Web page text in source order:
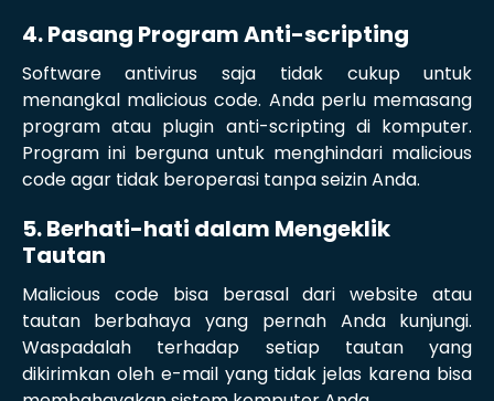
4. Pasang Program Anti-scripting
Software antivirus saja tidak cukup untuk
menangkal malicious code. Anda perlu memasang
program atau plugin anti-scripting di komputer.
Program ini berguna untuk menghindari malicious
code agar tidak beroperasi tanpa seizin Anda.
5. Berhati-hati dalam Mengeklik
Tautan
Malicious code bisa berasal dari website atau
tautan berbahaya yang pernah Anda kunjungi.
Waspadalah terhadap setiap tautan yang
dikirimkan oleh e-mail yang tidak jelas karena bisa